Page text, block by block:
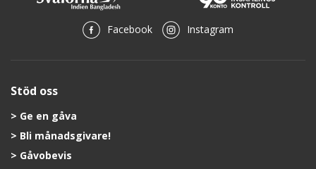
Facebook Instagram
Stöd oss
Ge en gåva
Bli månadsgivare!
Gåvobevis